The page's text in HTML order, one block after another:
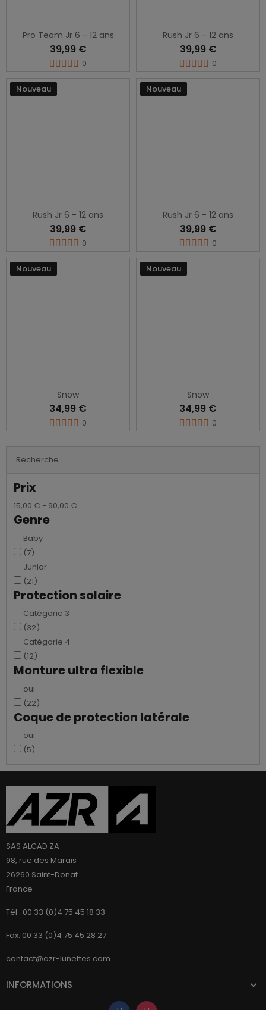
Recherche
Prix
15,00 € - 90,00 €
Genre
Baby
(7)
Junior
(21)
Protection solaire
Catégorie 3
(32)
Catégorie 4
(12)
Monture ultra flexible
oui
(22)
Coque de protection latérale
oui
(5)
Pro Team Jr 6 - 12 ans
39,99 €
0
Rush Jr 6 - 12 ans
39,99 €
0
Nouveau
Rush Jr 6 - 12 ans
39,99 €
0
Nouveau
Rush Jr 6 - 12 ans
39,99 €
0
Nouveau
Snow
34,99 €
0
Nouveau
Snow
34,99 €
0
SAS ALCAD ZA
98, rue des Marais
26260 Saint-Donat
France
Tél : 00 33 (0)4 75 45 18 33
Fax: 00 33 (0)4 75 45 28 27
contact@azr-lunettes.com
INFORMATIONS